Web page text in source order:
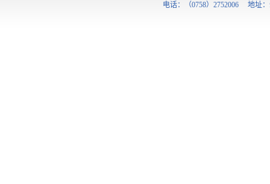
电话：（0758）2752006 地址